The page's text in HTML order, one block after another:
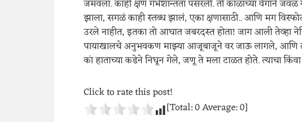
जमवला. काही क्षण गर्भशान्तता पसरली. ती काळाच्या वेगाने जवळ
झाला, सगळं काही स्तब्ध झालं, एका क्षणासाठी.. आणि मग
उरले नाहीत, इतका तो आघात जबरदस्त होता! जाग आली तेव्हा
पायाखालचे अनुभवकण माझ्या आजूबाजूने वर जाऊ लागले, आणि
कां हाताच्या कडेने निघून गेले, जणू ते मला टाळत होते. त्याचा
Click to rate this post!
[Total:0Average:0]